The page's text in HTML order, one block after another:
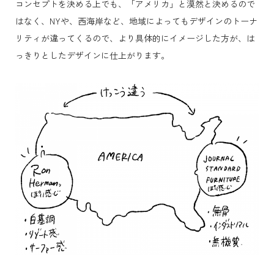
コンセプトを決める上でも、「アメリカ」と漠然と決めるので
はなく、NYや、西海岸など、地域によってもデザインのトーナ
リティが違ってくるので、より具体的にイメージした方が、は
っきりとしたデザインに仕上がります。